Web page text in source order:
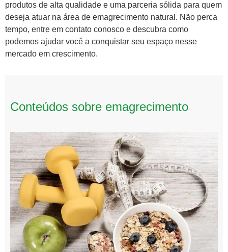
produtos de alta qualidade e uma parceria sólida para quem
deseja atuar na área de emagrecimento natural. Não perca
tempo, entre em contato conosco e descubra como
podemos ajudar você a conquistar seu espaço nesse
mercado em crescimento.
Conteúdos sobre emagrecimento